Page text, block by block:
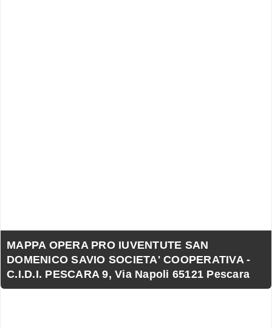
MAPPA OPERA PRO IUVENTUTE SAN
DOMENICO SAVIO SOCIETA' COOPERATIVA -
C.I.D.I. PESCARA 9, Via Napoli 65121 Pescara